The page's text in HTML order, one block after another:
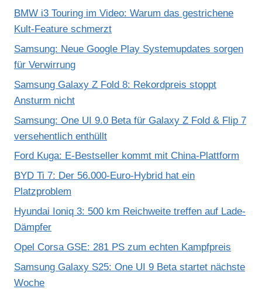
BMW i3 Touring im Video: Warum das gestrichene
Kult-Feature schmerzt
Samsung: Neue Google Play Systemupdates sorgen
für Verwirrung
Samsung Galaxy Z Fold 8: Rekordpreis stoppt
Ansturm nicht
Samsung: One UI 9.0 Beta für Galaxy Z Fold & Flip 7
versehentlich enthüllt
Ford Kuga: E-Bestseller kommt mit China-Plattform
BYD Ti 7: Der 56.000-Euro-Hybrid hat ein
Platzproblem
Hyundai Ioniq 3: 500 km Reichweite treffen auf Lade-
Dämpfer
Opel Corsa GSE: 281 PS zum echten Kampfpreis
Samsung Galaxy S25: One UI 9 Beta startet nächste
Woche